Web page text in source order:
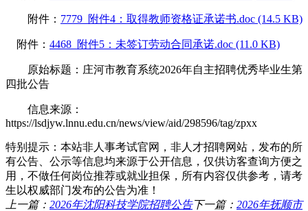
附件： 7779_附件4：取得教师资格证承诺书.doc (14.5 KB)
附件： 4468_附件5：未签订劳动合同承诺.doc (11.0 KB)
原始标题：庄河市教育系统2026年自主招聘优秀毕业生第
四批公告
信息来源：
https://lsdjyw.lnnu.edu.cn/news/view/aid/298596/tag/zpxx
特别提示：本站非人事考试官网，非人才招聘网站，发布的所
有公告、公示等信息均来源于公开信息，仅供访客查询方便之
用，不做任何岗位推荐或就业担保，所有内容仅供参考，请考
生以权威部门发布的公告为准！
上一篇： 2026年沈阳科技学院招聘公告下一篇： 2026年抚顺市